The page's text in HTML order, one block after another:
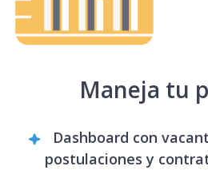
Maneja tu
Dashboard con
postulaciones y